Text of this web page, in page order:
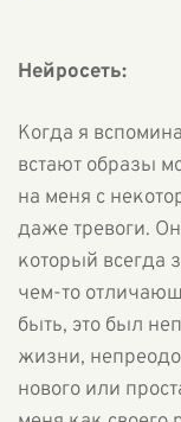
Нейросеть:
Когда я
встают образы
на меня с
даже тревоги.
который всегда
чем-то
быть, это был
жизни,
нового или